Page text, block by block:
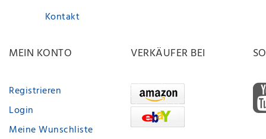
Kontakt
MEIN KONTO
Registrieren
Login
Meine Wunschliste
VERKÄUFER BEI